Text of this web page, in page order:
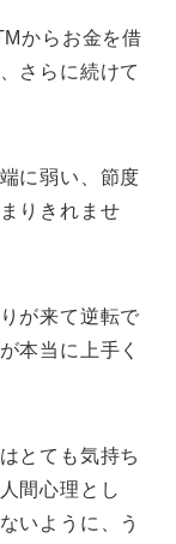
からお金を借
さらに続けて
に弱い、節度
りきれませ
が来て逆転で
本当に上手く
とても気持ち
間心理とし
いように、う